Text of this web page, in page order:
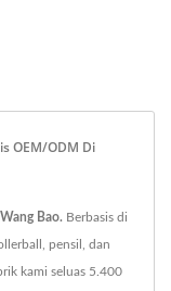
OEM/ODM Di
Bao. Berbasis di
pensil, dan
kami seluas 5.400